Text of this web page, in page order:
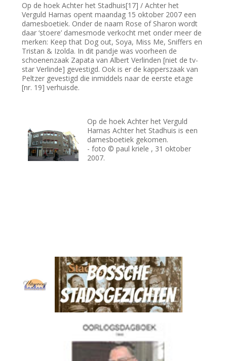
Op de hoek Achter het Stadhuis[17] / Achter het
Verguld Harnas opent maandag 15 oktober 2007 een
damesboetiek. Onder de naam Rose of Sharon wordt
daar ‘stoere’ damesmode verkocht met onder meer de
merken: Keep that Dog out, Soya, Miss Me, Sniffers en
Tristan & Izolda. In dit pandje was voorheen de
schoenenzaak Zapata van Albert Verlinden [niet de tv-
star Verlinde] gevestigd. Ook is er de kapperszaak van
Peltzer gevestigd die inmiddels naar de eerste etage
[nr. 19] verhuisde.
Op de hoek Achter het Verguld
Harnas Achter het Stadhuis is een
damesboetiek gekomen.
- foto © paul kriele , 31 oktober
2007.